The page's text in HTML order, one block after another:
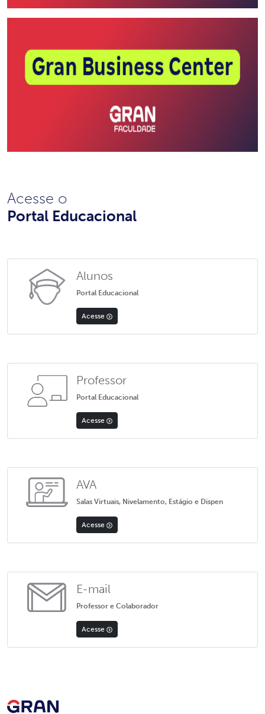
Acesse o
Portal Educacional
Alunos
Portal Educacional
Acesse
Professor
Portal Educacional
Acesse
AVA
Salas Virtuais, Nivelamento, Estágio e Dispen
Acesse
E-mail
Professor e Colaborador
Acesse